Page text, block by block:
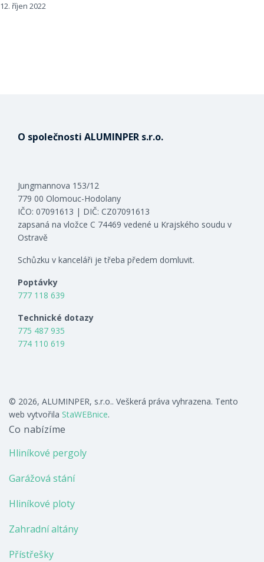
12. říjen 2022
O společnosti ALUMINPER s.r.o.
Jungmannova 153/12
779 00 Olomouc-Hodolany
IČO: 07091613 | DIČ: CZ07091613
zapsaná na vložce C 74469 vedené u Krajského soudu v
Ostravě
Schůzku v kanceláři je třeba předem domluvit.
Poptávky
777 118 639
Technické dotazy
775 487 935
774 110 619
© 2026, ALUMINPER, s.r.o.. Veškerá práva vyhrazena. Tento
web vytvořila StaWEBnice.
Co nabízíme
Hliníkové pergoly
Garážová stání
Hliníkové ploty
Zahradní altány
Přístřešky